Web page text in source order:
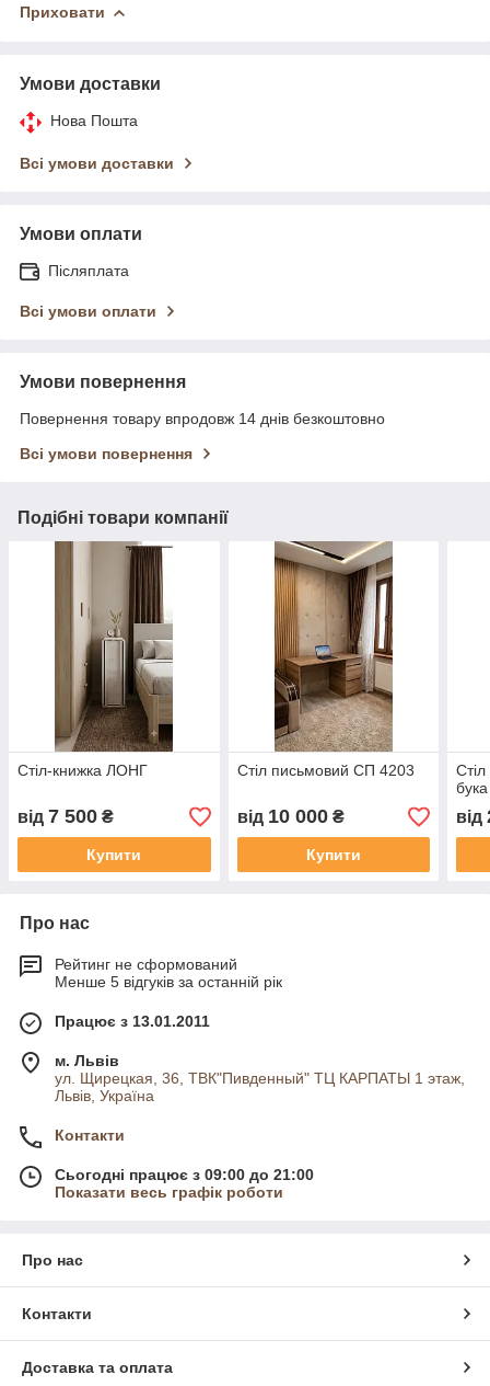
Приховати
Умови доставки
Нова Пошта
Всі умови доставки
Умови оплати
Післяплата
Всі умови оплати
Умови повернення
Повернення товару впродовж 14 днів безкоштовно
Всі умови повернення
Подібні товари компанії
Стіл-книжка ЛОНГ
від 7 500 ₴
Купити
Стіл письмовий СП 4203
від 10 000₴
Купити
бука
від
Про нас
Рейтинг не сформований
Менше 5 відгуків за останній рік
Працює з 13.01.2011
м. Львів
ул. Щирецкая, 36, ТВК"Пивденный" ТЦ КАРПАТЫ 1 этаж,
Львів, Україна
Контакти
Сьогодні працює з 09:00 до 21:00
Показати весь графік роботи
Про нас
Контакти
Доставка та оплата